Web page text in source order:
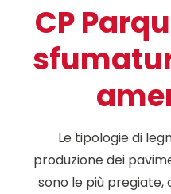
CP
Le tipologie di
produzione dei
sono le più pregiate,